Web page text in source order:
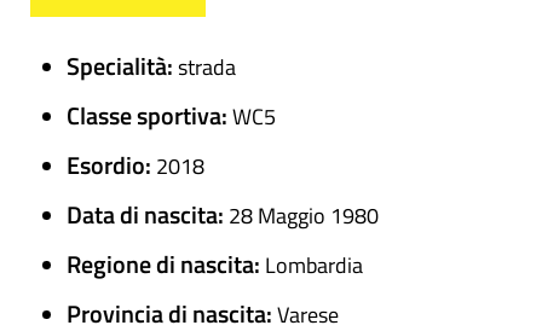
Specialità:strada
Classe sportiva:WC5
Esordio: 2018
Data di nascita: 28 Maggio 1980
Regione di nascita: Lombardia
Provincia di nascita:Varese